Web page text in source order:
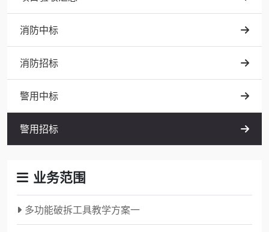
消防中标
消防招标
警用中标
警用招标
业务范围
多功能破拆工具教学方案一